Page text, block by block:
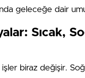
geleceğe dair
Sıcak,
biraz değişir.